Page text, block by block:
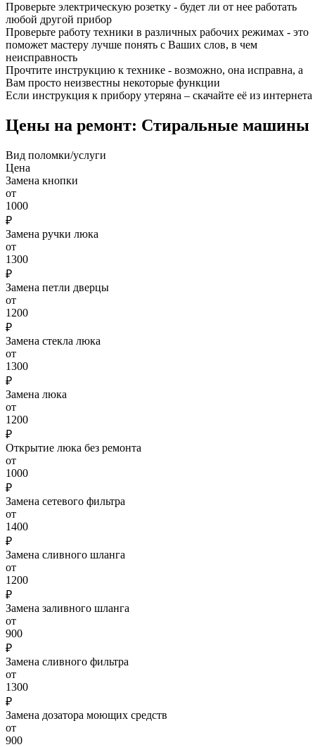
Проверьте электрическую розетку - будет ли от нее работать
любой другой прибор
Проверьте работу техники в различных рабочих режимах - это
поможет мастеру лучше понять с Ваших слов, в чем
неисправность
Прочтите инструкцию к технике - возможно, она исправна, а
Вам просто неизвестны некоторые функции
Если инструкция к прибору утеряна – скачайте её из интернета
Цены на ремонт: Стиральные машины
Вид поломки/услуги
Цена
Замена кнопки
от
1000
₽
Замена ручки люка
от
1300
₽
Замена петли дверцы
от
1200
₽
Замена стекла люка
от
1300
₽
Замена люка
от
1200
₽
Открытие люка без ремонта
от
1000
₽
Замена сетевого фильтра
от
1400
₽
Замена сливного шланга
от
1200
₽
Замена заливного шланга
от
900
₽
Замена сливного фильтра
от
1300
₽
Замена дозатора моющих средств
от
900